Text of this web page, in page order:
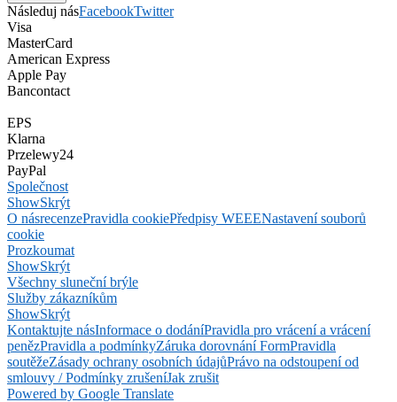
Následuj násFacebookTwitter
Visa
MasterCard
American Express
Apple Pay
Bancontact
EPS
Klarna
Przelewy24
PayPal
Společnost
ShowSkrýt
O násrecenzePravidla cookiePředpisy WEEENastavení souborů
cookie
Prozkoumat
ShowSkrýt
Všechny sluneční brýle
Služby zákazníkům
ShowSkrýt
Kontaktujte násInformace o dodáníPravidla pro vrácení a vrácení
penězPravidla a podmínkyZáruka dorovnání FormPravidla
soutěžeZásady ochrany osobních údajůPrávo na odstoupení od
smlouvy / Podmínky zrušeníJak zrušit
Powered by Google Translate